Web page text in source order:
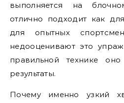
выполняется на
отлично подходит как
для опытных
недооценивают это
правильной технике
результаты.
Почему именно узкий